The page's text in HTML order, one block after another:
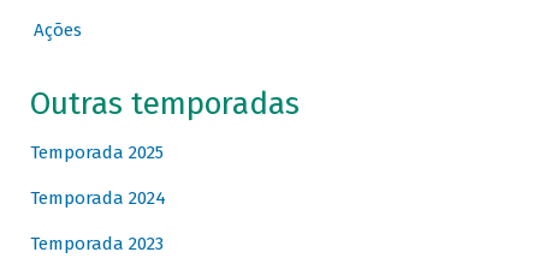
Ações
Outras temporadas
Temporada 2025
Temporada 2024
Temporada 2023